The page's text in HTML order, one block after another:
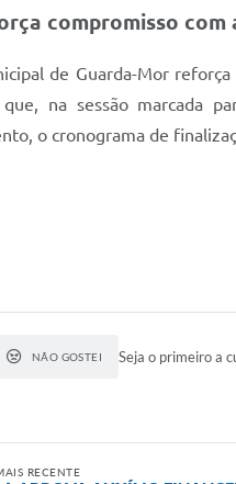
compromisso com
de Guarda-Mor
na sessão marcada
o cronograma de
NÃO GOSTEI Seja o primeiro a
RECENTE